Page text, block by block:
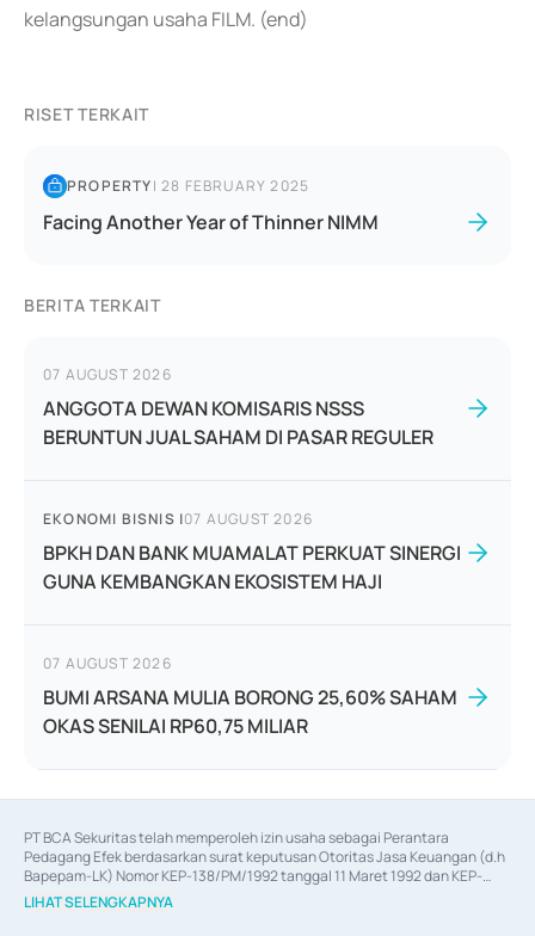
kelangsungan usaha FILM. (end)
RISET TERKAIT
PROPERTY|28 FEBRUARY 2025
Facing Another Year of Thinner NIMM
BERITA TERKAIT
07 AUGUST 2026
ANGGOTA DEWAN KOMISARIS NSSS
BERUNTUN JUAL SAHAM DI PASAR REGULER
EKONOMI BISNIS |07 AUGUST 2026
BPKH DAN BANK MUAMALAT PERKUAT SINERGI
GUNA KEMBANGKAN EKOSISTEM HAJI
07 AUGUST 2026
BUMI ARSANA MULIA BORONG 25,60% SAHAM
OKAS SENILAI RP60,75 MILIAR
PT BCA Sekuritas telah memperoleh izin usaha sebagai Perantara
Pedagang Efek berdasarkan surat keputusan Otoritas Jasa Keuangan (d.h
Bapepam-LK) Nomor KEP-138/PM/1992 tanggal 11 Maret 1992 dan KEP-
06/D.04/2014 tanggal 28 Februari 2014, izin usaha sebagai Penjamin Emisi
Efek berdasarkan surat keputusan Otoritas Jasa Keuangan Nomor KEP-
LIHAT SELENGKAPNYA